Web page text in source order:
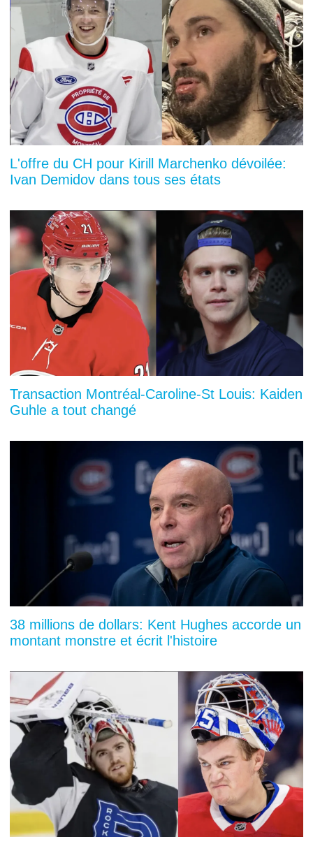
L'offre du CH pour Kirill Marchenko dévoilée:
Ivan Demidov dans tous ses états
Transaction Montréal-Caroline-St Louis: Kaiden
Guhle a tout changé
38 millions de dollars: Kent Hughes accorde un
montant monstre et écrit l'histoire